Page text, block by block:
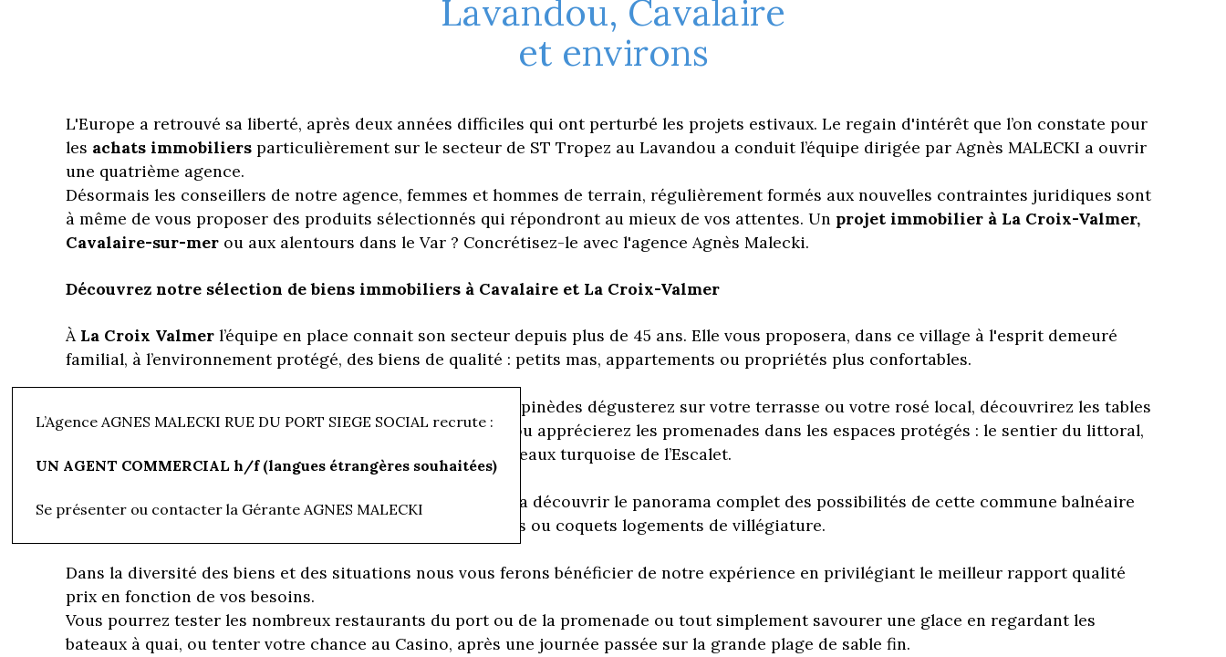
L’Agence AGNES MALECKI RUE DU PORT SIEGE SOCIAL recrute :
UN AGENT COMMERCIAL h/f (langues étrangères souhaitées)
Se présenter ou contacter la Gérante AGNES MALECKI
Lavandou, Cavalaire
et environs
L'Europe a retrouvé sa liberté, après deux années difficiles qui ont perturbé les projets estivaux. Le regain d'intérêt que l’on constate pour
les achats immobiliers particulièrement sur le secteur de ST Tropez au Lavandou a conduit l’équipe dirigée par Agnès MALECKI a ouvrir
une quatrième agence.
Désormais les conseillers de notre agence, femmes et hommes de terrain, régulièrement formés aux nouvelles contraintes juridiques sont
à même de vous proposer des produits sélectionnés qui répondront au mieux de vos attentes. Un projet immobilier à La Croix-Valmer,
Cavalaire-sur-mer ou aux alentours dans le Var ? Concrétisez-le avec l'agence Agnès Malecki.
Découvrez notre sélection de biens immobiliers à Cavalaire et La Croix-Valmer
À La Croix Valmer l’équipe en place connait son secteur depuis plus de 45 ans. Elle vous proposera, dans ce village à l'esprit demeuré
familial, à l’environnement protégé, des biens de qualité : petits mas, appartements ou propriétés plus confortables.
Vous entendrez le chant des cigales, dans la quiétude des pinèdes dégusterez sur votre terrasse ou votre rosé local, découvrirez les tables
gastronomiques de ses nombreux restaurants de qualité ou apprécierez les promenades dans les espaces protégés : le sentier du littoral,
les petites criques de Jovah, le Bruis jusqu'aux plages aux eaux turquoise de l’Escalet.
Notre agence immobilière à Cavalaire-sur-Mer
vous fera découvrir le panorama complet des possibilités de cette commune balnéaire
confortables pour de longs séjours ou coquets logements de villégiature.
Dans la diversité des biens et des situations nous vous ferons bénéficier de notre expérience en privilégiant le meilleur rapport qualité
prix en fonction de vos besoins.
Vous pourrez tester les nombreux restaurants du port ou de la promenade ou tout simplement savourer une glace en regardant les
bateaux à quai, ou tenter votre chance au Casino, après une journée passée sur la grande plage de sable fin.